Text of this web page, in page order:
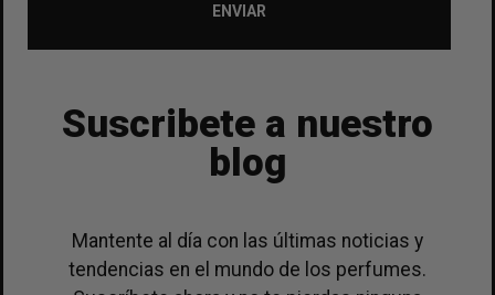
ENVIAR
Suscribete a nuestro
blog
Mantente al día con las últimas noticias y
tendencias en el mundo de los perfumes.